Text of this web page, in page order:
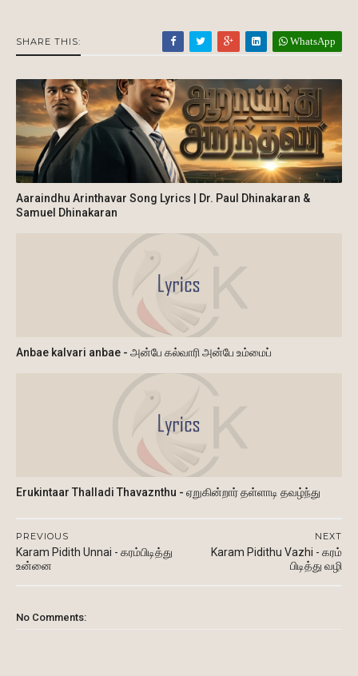
SHARE THIS: WhatsApp
Aaraindhu Arinthavar Song Lyrics | Dr. Paul Dhinakaran &
Samuel Dhinakaran
Anbae kalvari anbae - அன்பே கல்வாரி அன்பே உம்மைப்
Erukintaar Thalladi Thavaznthu - ஏறுகின்றார் தள்ளாடி தவழ்ந்து
NEXT
Karam Pidithu Vazhi - கரம்
பிடித்து வழி
PREVIOUS
Karam Pidith Unnai - கரம்பிடித்து
உன்னை
No Comments: